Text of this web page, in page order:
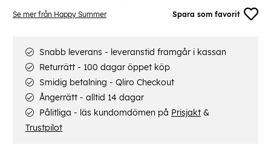
Se mer från Happy Summer Spara som favorit
Snabb leverans - leveranstid framgår i kassan
Returrätt - 100 dagar öppet köp
Smidig betalning - Qliro Checkout
Ångerrätt - alltid 14 dagar
Pålitliga - läs kundomdömen på Prisjakt &
Trustpilot